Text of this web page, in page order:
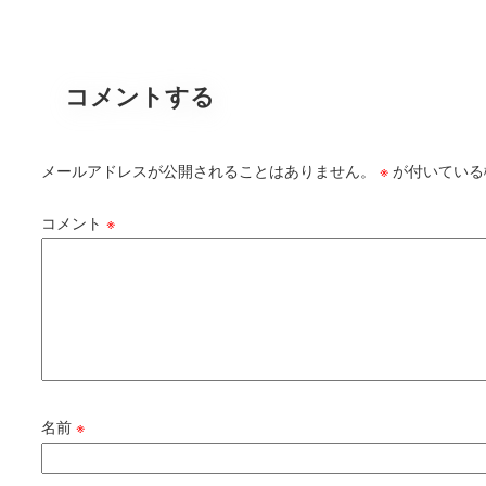
コメントする
メールアドレスが公開されることはありません。 ※が付いてい
コメント ※
名前※